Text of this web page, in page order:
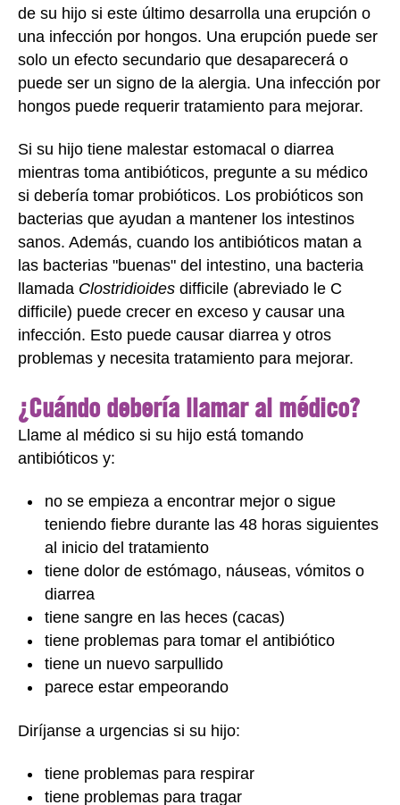
de su hijo si este último desarrolla una erupción o
una infección por hongos. Una erupción puede ser
solo un efecto secundario que desaparecerá o
puede ser un signo de la alergia. Una infección por
hongos puede requerir tratamiento para mejorar.
Si su hijo tiene malestar estomacal o diarrea
mientras toma antibióticos, pregunte a su médico
si debería tomar probióticos. Los probióticos son
bacterias que ayudan a mantener los intestinos
sanos. Además, cuando los antibióticos matan a
las bacterias "buenas" del intestino, una bacteria
llamada Clostridioides difficile (abreviado le C
difficile) puede crecer en exceso y causar una
infección. Esto puede causar diarrea y otros
problemas y necesita tratamiento para mejorar.
¿Cuándo debería llamar al médico?
Llame al médico si su hijo está tomando
antibióticos y:
no se empieza a encontrar mejor o sigue
teniendo fiebre durante las 48 horas siguientes
al inicio del tratamiento
tiene dolor de estómago, náuseas, vómitos o
diarrea
tiene sangre en las heces (cacas)
tiene problemas para tomar el antibiótico
tiene un nuevo sarpullido
parece estar empeorando
Diríjanse a urgencias si su hijo:
tiene problemas para respirar
tiene problemas para tragar